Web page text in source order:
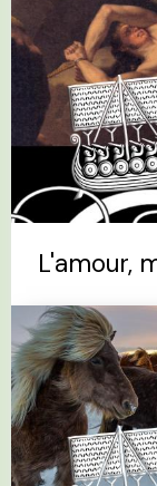
L'amour,